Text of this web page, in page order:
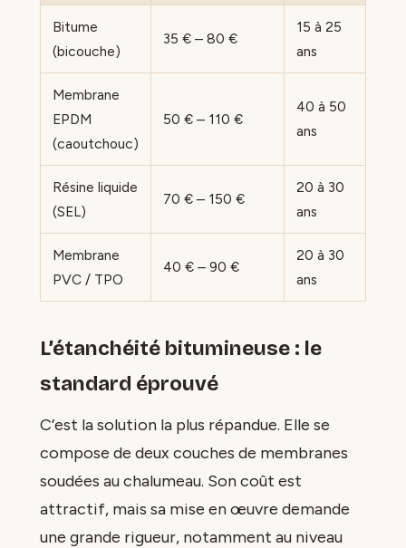
Bitume
(bicouche)
35 € – 80 €
15 à 25
ans
Membrane
EPDM
(caoutchouc)
50 € – 110 €
40 à 50
ans
Résine liquide
(SEL)
70 € – 150 €
20 à 30
ans
Membrane
PVC / TPO
40 € – 90 €
20 à 30
ans
L’étanchéité bitumineuse : le
standard éprouvé
C’est la solution la plus répandue. Elle se
compose de deux couches de membranes
soudées au chalumeau. Son coût est
attractif, mais sa mise en œuvre demande
une grande rigueur, notamment au niveau